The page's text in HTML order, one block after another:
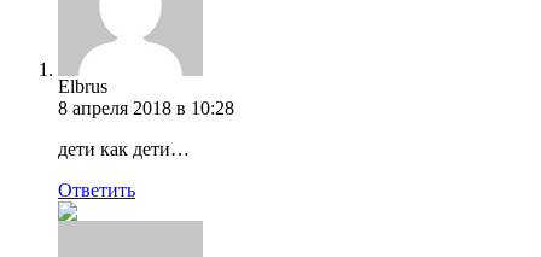
Elbrus
8 апреля 2018 в 10:28
дети как дети…
Ответить